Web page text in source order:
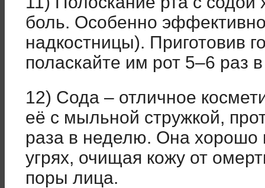
боль. Особенно
надкостницы). Приготовив
поласкайте им рот 5–6 раз
12) Сода – отличное
её с мыльной стружкой,
раза в неделю. Она хорошо
угрях, очищая кожу от
поры лица.